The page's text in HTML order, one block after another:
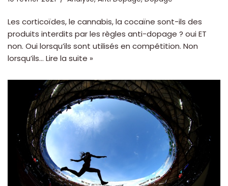
Les corticoïdes, le cannabis, la cocaïne sont-ils des
produits interdits par les règles anti-dopage ? oui ET
non. Oui lorsqu’ils sont utilisés en compétition. Non
lorsqu’ils… Lire la suite »